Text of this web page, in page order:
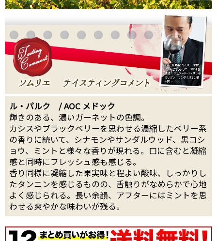
ル・パルク / AOC メドック
輝きのある、濃いガーネットの色調。
カシスやブラックベリーを思わせる濃縮したベリー系
の香りに続いて、シナモンやサンダルウッド、黒コシ
ョウ、ミントと様々な香りが現れる。口に含むと凝縮
感と同時にフレッシュ感も感じる。
香り同様に凝縮した果実味と程よい酸味、しっかりし
たタンニンを感じるものの、舌触りがなめらかで心地
よく感じられる。長い余韻、アフターにはミントを思
わせる爽やかな味わいが残る。